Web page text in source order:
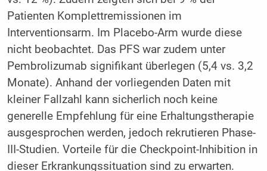
Patienten Komplettremissionen im
Interventionsarm. Im Placebo-Arm wurde diese
nicht beobachtet. Das PFS war zudem unter
Pembrolizumab signifikant überlegen (5,4 vs. 3,2
Monate). Anhand der vorliegenden Daten mit
kleiner Fallzahl kann sicherlich noch keine
generelle Empfehlung für eine Erhaltungstherapie
ausgesprochen werden, jedoch rekrutieren Phase-
III-Studien. Vorteile für die Checkpoint-Inhibition in
dieser Erkrankungssituation sind zu erwarten.